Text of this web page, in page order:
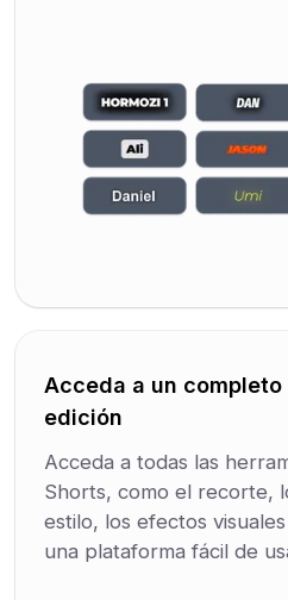
Acceda a un
edición
Acceda a todas las
Shorts, como el recorte,
estilo, los efectos
una plataforma fácil de